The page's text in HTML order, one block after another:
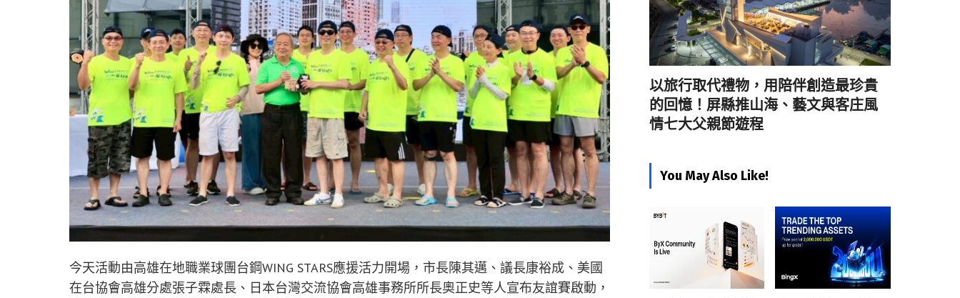
今天活動由高雄在地職業球團台鋼WING STARS應援活力開場，市長陳其邁、議長康裕成、美國
在台協會高雄分處張子霖處長、日本台灣交流協會高雄事務所所長奧正史等人宣布友誼賽啟動，
以旅行取代禮物，用陪伴創造最珍貴
的回憶！屏縣推山海、藝文與客庄風
情七大父親節遊程
You May Also Like!